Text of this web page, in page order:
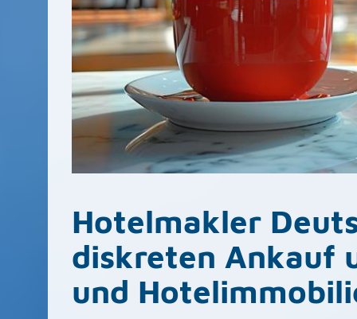
Hotelmakler
diskreten Ankauf
und